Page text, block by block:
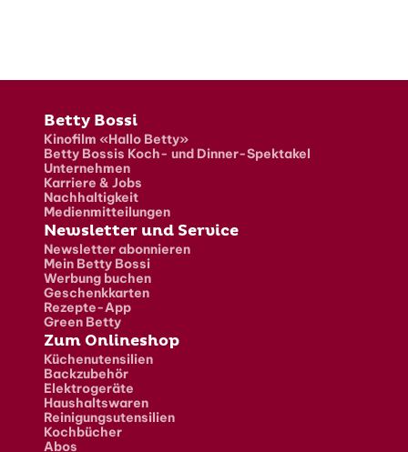
Fusszeile
Betty Bossi
Kinofilm «Hallo Betty»
Betty Bossis Koch- und Dinner-Spektakel
Unternehmen
Karriere & Jobs
Nachhaltigkeit
Medienmitteilungen
Newsletter und Service
Newsletter abonnieren
Mein Betty Bossi
Werbung buchen
Geschenkkarten
Rezepte-App
Green Betty
Zum Onlineshop
Küchenutensilien
Backzubehör
Elektrogeräte
Haushaltswaren
Reinigungsutensilien
Kochbücher
Abos